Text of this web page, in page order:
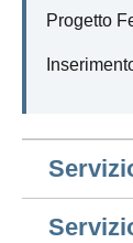
Progetto